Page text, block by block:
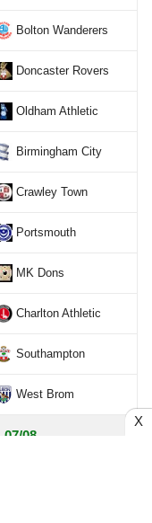
Bolton Wanderers
Doncaster Rovers
Oldham Athletic
Birmingham City
Crawley Town
Portsmouth
MK Dons
Charlton Athletic
Southampton
West Brom
08
X